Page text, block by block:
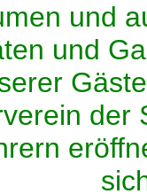
und
und
der